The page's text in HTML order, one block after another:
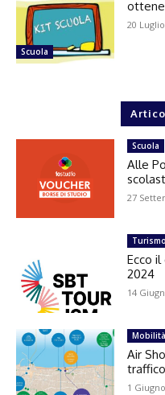
Scuola
20
Scuola
Alle
27
Turismo
Ecco
2024
14
Air
1